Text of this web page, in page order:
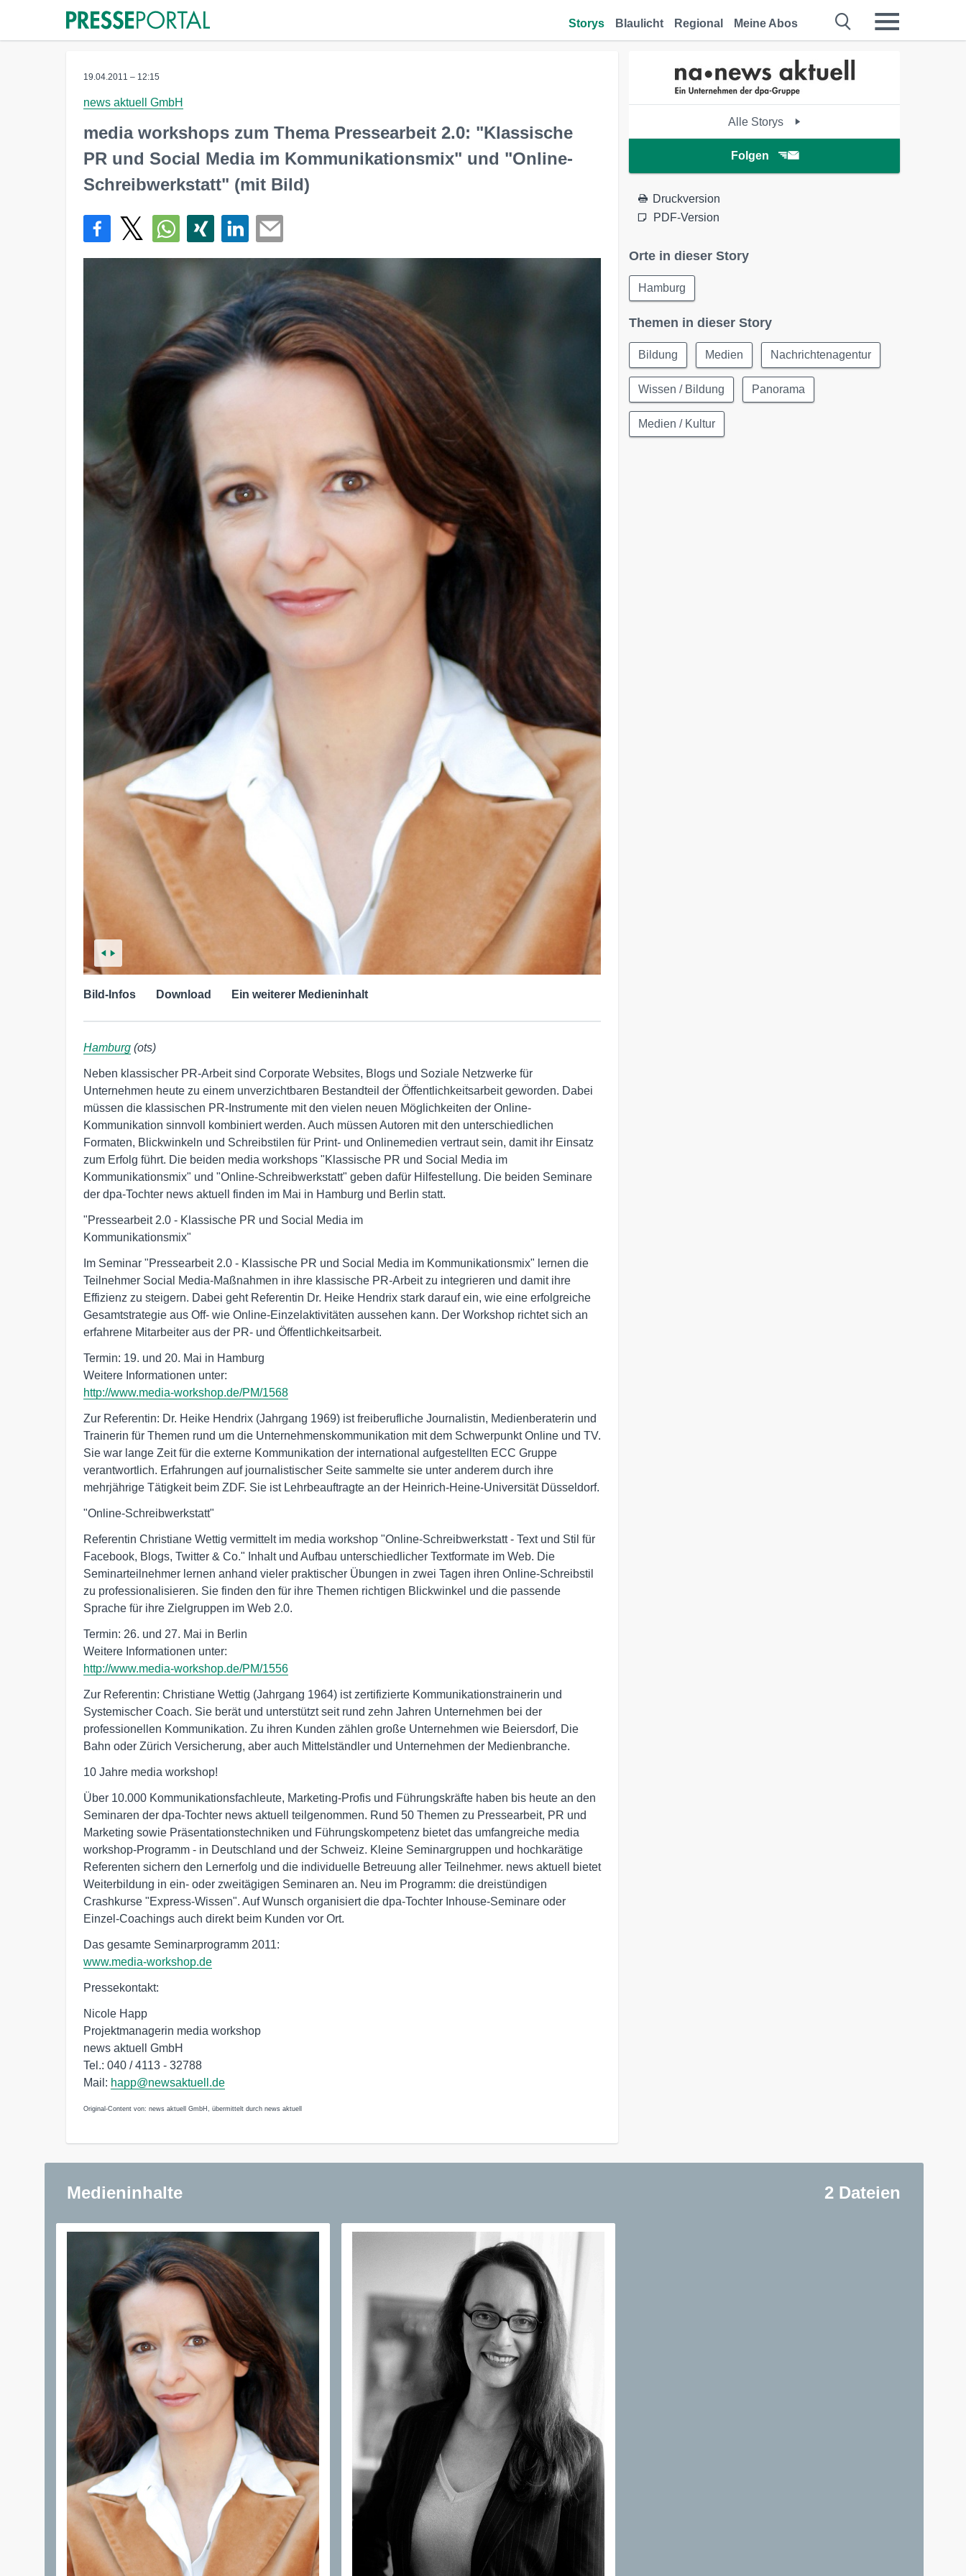
Storys Blaulicht Regional Meine Abos
19.04.2011 – 12:15
news aktuell GmbH
media workshops zum Thema Pressearbeit 2.0: "Klassische
PR und Social Media im Kommunikationsmix" und "Online-
Schreibwerkstatt" (mit Bild)
Bild-Infos Download Ein weiterer Medieninhalt
Hamburg (ots)
Neben klassischer PR-Arbeit sind Corporate Websites, Blogs und Soziale Netzwerke für
Unternehmen heute zu einem unverzichtbaren Bestandteil der Öffentlichkeitsarbeit geworden. Dabei
müssen die klassischen PR-Instrumente mit den vielen neuen Möglichkeiten der Online-
Kommunikation sinnvoll kombiniert werden. Auch müssen Autoren mit den unterschiedlichen
Formaten, Blickwinkeln und Schreibstilen für Print- und Onlinemedien vertraut sein, damit ihr Einsatz
zum Erfolg führt. Die beiden media workshops "Klassische PR und Social Media im
Kommunikationsmix" und "Online-Schreibwerkstatt" geben dafür Hilfestellung. Die beiden Seminare
der dpa-Tochter news aktuell finden im Mai in Hamburg und Berlin statt.
"Pressearbeit 2.0 - Klassische PR und Social Media im
Kommunikationsmix"
Im Seminar "Pressearbeit 2.0 - Klassische PR und Social Media im Kommunikationsmix" lernen die
Teilnehmer Social Media-Maßnahmen in ihre klassische PR-Arbeit zu integrieren und damit ihre
Effizienz zu steigern. Dabei geht Referentin Dr. Heike Hendrix stark darauf ein, wie eine erfolgreiche
Gesamtstrategie aus Off- wie Online-Einzelaktivitäten aussehen kann. Der Workshop richtet sich an
erfahrene Mitarbeiter aus der PR- und Öffentlichkeitsarbeit.
Termin: 19. und 20. Mai in Hamburg
http://www.media-workshop.de/PM/1568
Zur Referentin: Dr. Heike Hendrix (Jahrgang 1969) ist freiberufliche Journalistin, Medienberaterin und
Trainerin für Themen rund um die Unternehmenskommunikation mit dem Schwerpunkt Online und TV.
Sie war lange Zeit für die externe Kommunikation der international aufgestellten ECC Gruppe
verantwortlich. Erfahrungen auf journalistischer Seite sammelte sie unter anderem durch ihre
mehrjährige Tätigkeit beim ZDF. Sie ist Lehrbeauftragte an der Heinrich-Heine-Universität Düsseldorf.
"Online-Schreibwerkstatt"
Referentin Christiane Wettig vermittelt im media workshop "Online-Schreibwerkstatt - Text und Stil für
Facebook, Blogs, Twitter & Co." Inhalt und Aufbau unterschiedlicher Textformate im Web. Die
Seminarteilnehmer lernen anhand vieler praktischer Übungen in zwei Tagen ihren Online-Schreibstil
zu professionalisieren. Sie finden den für ihre Themen richtigen Blickwinkel und die passende
Sprache für ihre Zielgruppen im Web 2.0.
Termin: 26. und 27. Mai in Berlin
http://www.media-workshop.de/PM/1556
Zur Referentin: Christiane Wettig (Jahrgang 1964) ist zertifizierte Kommunikationstrainerin und
Systemischer Coach. Sie berät und unterstützt seit rund zehn Jahren Unternehmen bei der
professionellen Kommunikation. Zu ihren Kunden zählen große Unternehmen wie Beiersdorf, Die
Bahn oder Zürich Versicherung, aber auch Mittelständler und Unternehmen der Medienbranche.
10 Jahre media workshop!
Über 10.000 Kommunikationsfachleute, Marketing-Profis und Führungskräfte haben bis heute an den
Seminaren der dpa-Tochter news aktuell teilgenommen. Rund 50 Themen zu Pressearbeit, PR und
Marketing sowie Präsentationstechniken und Führungskompetenz bietet das umfangreiche media
workshop-Programm - in Deutschland und der Schweiz. Kleine Seminargruppen und hochkarätige
Referenten sichern den Lernerfolg und die individuelle Betreuung aller Teilnehmer. news aktuell bietet
Weiterbildung in ein- oder zweitägigen Seminaren an. Neu im Programm: die dreistündigen
Crashkurse "Express-Wissen". Auf Wunsch organisiert die dpa-Tochter Inhouse-Seminare oder
Einzel-Coachings auch direkt beim Kunden vor Ort.
www.media-workshop.de
Pressekontakt:
Nicole Happ
Projektmanagerin media workshop
news aktuell GmbH
Tel.: 040 / 4113 - 32788
Mail: happ@newsaktuell.de
Original-Content von: news aktuell GmbH, übermittelt durch news aktuell
Alle Storys
Folgen
Druckversion
PDF-Version
Orte in dieser Story
Hamburg
Themen in dieser Story
Bildung Medien Nachrichtenagentur
Wissen / Bildung Panorama
Medien / Kultur
Medieninhalte 2 Dateien